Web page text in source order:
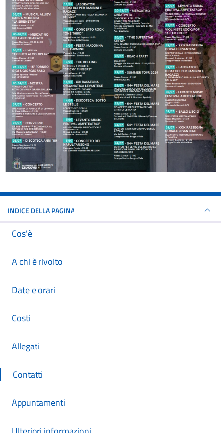
INDICE DELLA PAGINA
Cos'è
A chi è rivolto
Date e orari
Costi
Allegati
Contatti
Appuntamenti